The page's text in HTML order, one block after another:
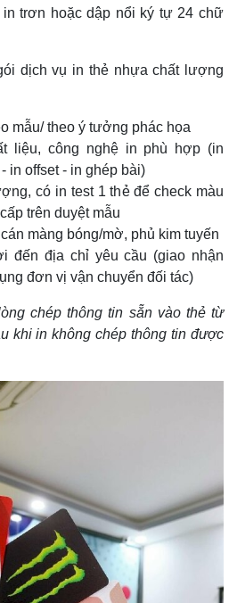
in trơn hoặc dập nổi ký tự 24 chữ
dịch vụ in thẻ nhựa chất lượng
mẫu/ theo ý tưởng phác họa
liệu, công nghệ in phù hợp (in
in offset - in ghép bài)
có in test 1 thẻ để check màu
trên duyệt mẫu
màng bóng/mờ, phủ kim tuyến
đến địa chỉ yêu cầu (giao nhận
đơn vị vận chuyển đối tác)
chép thông tin sẵn vào thẻ từ
khi in không chép thông tin được